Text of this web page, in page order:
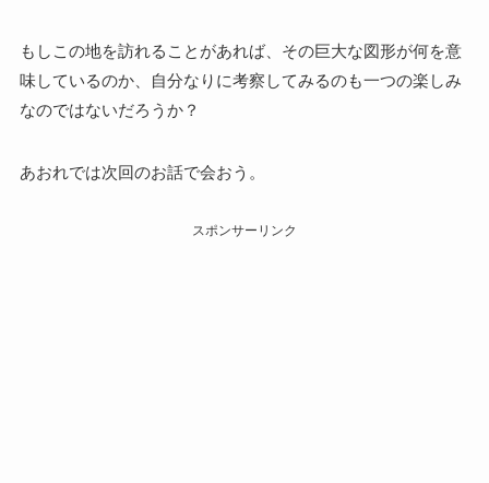
もしこの地を訪れることがあれば、その巨大な図形が何を意
味しているのか、自分なりに考察してみるのも一つの楽しみ
なのではないだろうか？
あおれでは次回のお話で会おう。
スポンサーリンク